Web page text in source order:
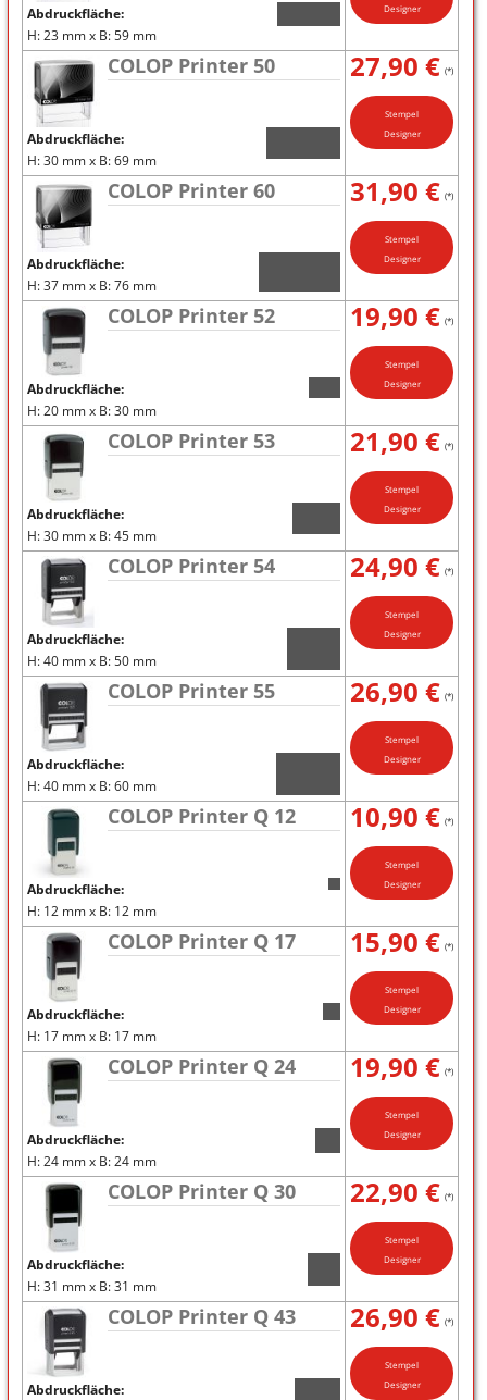
Abdruckfläche:
H: 23 mm x B: 59 mm
Designer
COLOP Printer 50
Abdruckfläche:
H: 30 mm x B: 69 mm
27,90 € (*)
Stempel
Designer
COLOP Printer 60
Abdruckfläche:
H: 37 mm x B: 76 mm
31,90 € (*)
Stempel
Designer
COLOP Printer 52
Abdruckfläche:
H: 20 mm x B: 30 mm
19,90 € (*)
Stempel
Designer
COLOP Printer 53
Abdruckfläche:
H: 30 mm x B: 45 mm
21,90 € (*)
Stempel
Designer
COLOP Printer 54
Abdruckfläche:
H: 40 mm x B: 50 mm
24,90 € (*)
Stempel
Designer
COLOP Printer 55
Abdruckfläche:
H: 40 mm x B: 60 mm
26,90 € (*)
Stempel
Designer
COLOP Printer Q 12
Abdruckfläche:
H: 12 mm x B: 12 mm
10,90 € (*)
Stempel
Designer
COLOP Printer Q 17
Abdruckfläche:
H: 17 mm x B: 17 mm
15,90 € (*)
Stempel
Designer
COLOP Printer Q 24
Abdruckfläche:
H: 24 mm x B: 24 mm
19,90 € (*)
Stempel
Designer
COLOP Printer Q 30
Abdruckfläche:
H: 31 mm x B: 31 mm
22,90 € (*)
Stempel
Designer
COLOP Printer Q 43
Abdruckfläche:
26,90 € (*)
Stempel
Designer